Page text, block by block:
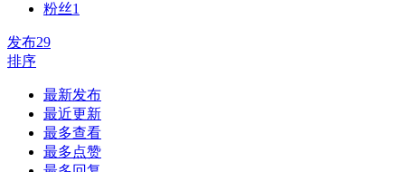
粉丝1
发布29
排序
最新发布
最近更新
最多查看
最多点赞